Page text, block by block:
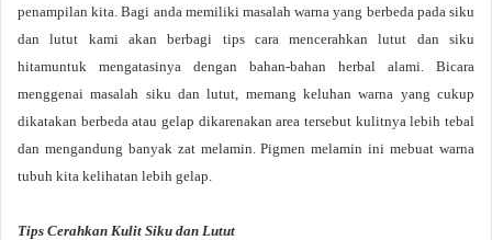
penampilan kita. Bagi anda memiliki masalah warna yang berbeda pada siku
dan lutut kami akan berbagi tips cara mencerahkan lutut dan siku
hitamuntuk mengatasinya dengan bahan-bahan herbal alami. Bicara
menggenai masalah siku dan lutut, memang keluhan warna yang cukup
dikatakan berbeda atau gelap dikarenakan area tersebut kulitnya lebih tebal
dan mengandung banyak zat melamin. Pigmen melamin ini mebuat warna
tubuh kita kelihatan lebih gelap.
Tips Cerahkan Kulit Siku dan Lutut